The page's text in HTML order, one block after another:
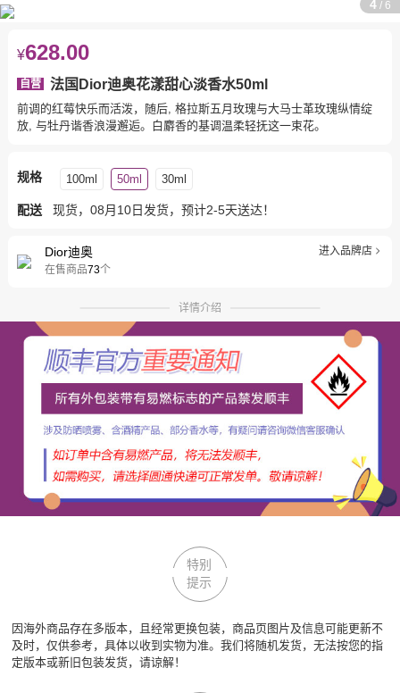
4/ 6
¥628.00
自营 法国Dior迪奥花漾甜心淡香水50ml
前调的红莓快乐而活泼，随后, 格拉斯五月玫瑰与大马士革玫瑰纵情绽
放, 与牡丹谐香浪漫邂逅。白麝香的基调温柔轻抚这一束花。
规格 100ml 50ml 30ml
配送 现货，08月10日发货，预计2-5天送达！
Dior迪奥
在售商品73个
进入品牌店
详情介绍
特别
提示
因海外商品存在多版本，且经常更换包装，商品页图片及信息可能更新不
及时，仅供参考，具体以收到实物为准。我们将随机发货，无法按您的指
定版本或新旧包装发货，请谅解！